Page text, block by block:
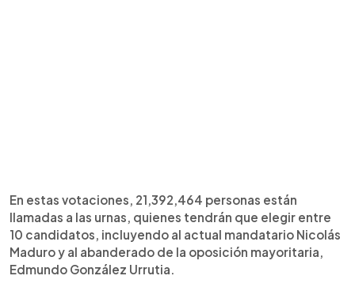
En estas votaciones, 21,392,464 personas están
llamadas a las urnas, quienes tendrán que elegir entre
10 candidatos, incluyendo al actual mandatario Nicolás
Maduro y al abanderado de la oposición mayoritaria,
Edmundo González Urrutia.